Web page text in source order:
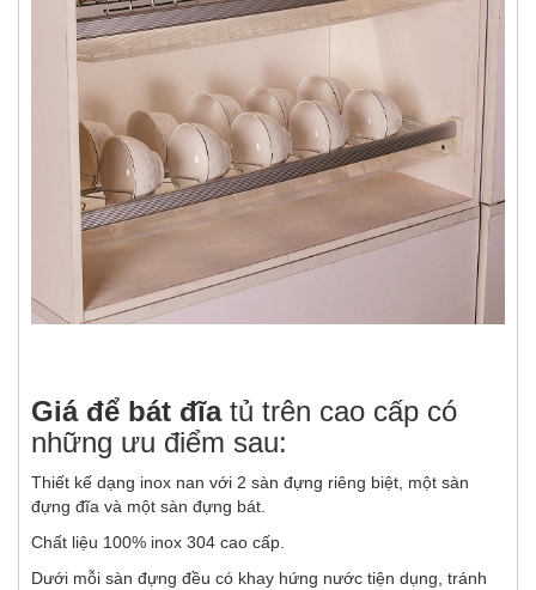
Giá để bát đĩatủ trên cao cấp có
những ưu điểm sau:
Thiết kế dạng inox nan với 2 sàn đựng riêng biệt, một sàn
đựng đĩa và một sàn đựng bát.
Chất liệu 100% inox 304 cao cấp.
Dưới mỗi sàn đựng đều có khay hứng nước tiện dụng, tránh